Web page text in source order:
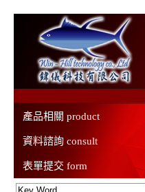
產品相關 product
資料諮詢 consult
表單提交 form